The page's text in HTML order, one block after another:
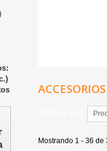
Mostrando 1 - 36 de